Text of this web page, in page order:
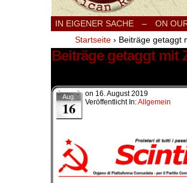
IN EIGENER SACHE – ON
Startseite › Beiträge getaggt
Beiträge getaggt mit
Aug.
16
on 16. August 2019
Veröffentlicht In:Allgemein